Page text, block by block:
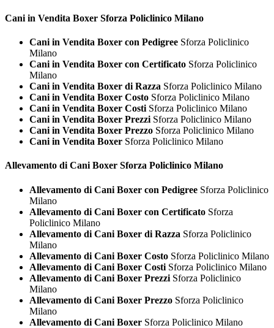
Cani in Vendita Boxer Sforza Policlinico Milano
Cani in Vendita Boxer con Pedigree Sforza Policlinico
Milano
Cani in Vendita Boxer con Certificato Sforza Policlinico
Milano
Cani in Vendita Boxer di Razza Sforza Policlinico Milano
Cani in Vendita Boxer Costo Sforza Policlinico Milano
Cani in Vendita Boxer Costi Sforza Policlinico Milano
Cani in Vendita Boxer Prezzi Sforza Policlinico Milano
Cani in Vendita Boxer Prezzo Sforza Policlinico Milano
Cani in Vendita Boxer Sforza Policlinico Milano
Allevamento di Cani Boxer Sforza Policlinico Milano
Allevamento di Cani Boxer con Pedigree Sforza Policlinico
Milano
Allevamento di Cani Boxer con Certificato Sforza
Policlinico Milano
Allevamento di Cani Boxer di Razza Sforza Policlinico
Milano
Allevamento di Cani Boxer Costo Sforza Policlinico Milano
Allevamento di Cani Boxer Costi Sforza Policlinico Milano
Allevamento di Cani Boxer Prezzi Sforza Policlinico
Milano
Allevamento di Cani Boxer Prezzo Sforza Policlinico
Milano
Allevamento di Cani Boxer Sforza Policlinico Milano